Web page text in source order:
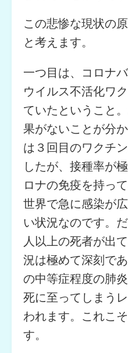
この悲惨な現状の
と考えます。
一つ目は、コロナ
ウイルス不活化ワ
ていたということ
果がないことが分
は３回目のワクチ
したが、接種率が
ロナの免疫を持っ
世界で急に感染が
い状況なのです。
人以上の死者が出
況は極めて深刻で
の中等症程度の肺
死に至ってしまう
われます。これこ
す。